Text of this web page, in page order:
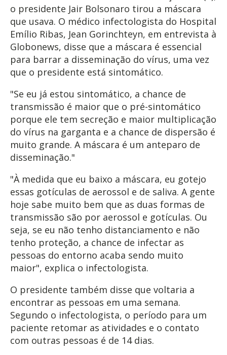
o presidente Jair Bolsonaro tirou a máscara
que usava. O médico infectologista do Hospital
Emílio Ribas, Jean Gorinchteyn, em entrevista à
Globonews, disse que a máscara é essencial
para barrar a disseminação do vírus, uma vez
que o presidente está sintomático.
"Se eu já estou sintomático, a chance de
transmissão é maior que o pré-sintomático
porque ele tem secreção e maior multiplicação
do vírus na garganta e a chance de dispersão é
muito grande. A máscara é um anteparo de
disseminação."
"À medida que eu baixo a máscara, eu gotejo
essas gotículas de aerossol e de saliva. A gente
hoje sabe muito bem que as duas formas de
transmissão são por aerossol e gotículas. Ou
seja, se eu não tenho distanciamento e não
tenho proteção, a chance de infectar as
pessoas do entorno acaba sendo muito
maior", explica o infectologista.
O presidente também disse que voltaria a
encontrar as pessoas em uma semana.
Segundo o infectologista, o período para um
paciente retomar as atividades e o contato
com outras pessoas é de 14 dias.